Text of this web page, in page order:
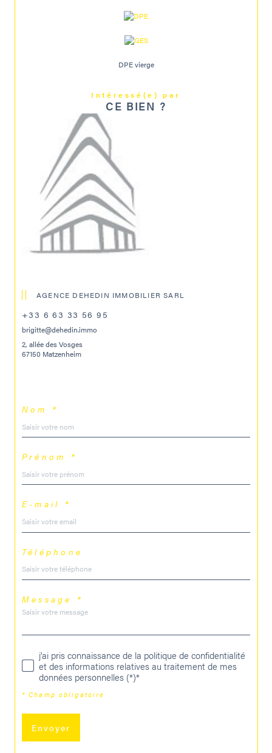
DPE vierge
Intéressé(e) par
CE BIEN ?
AGENCE DEHEDIN IMMOBILIER SARL
+33 6 63 33 56 95
brigitte@dehedin.immo
2, allée des Vosges
67150 Matzenheim
Nom *
Prénom *
E-mail *
Téléphone
Message *
j'ai pris connaissance de la politique de confidentialité
et des informations relatives au traitement de mes
données personnelles (*)*
* Champ obligatoire
Envoyer